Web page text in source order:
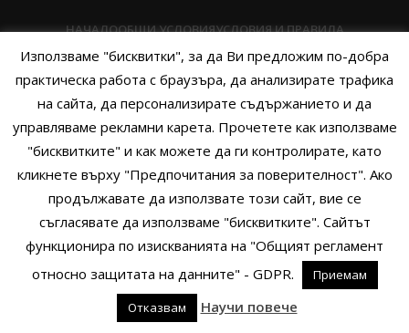
НАЧАЛООБЩИ УСЛОВИЯУСЛОВИЯ И ПРАВИЛА
ПОЛИТИКА НА БИСКВИТКИТЕПОЛИТИКА ЗА ПОВЕРИТЕЛНОСТ
НАЧИНИ НА ПЛАЩАНЕИЗПРАТЕТЕ ЗАПИТВАНЕ
Copyright © 2014 - 2024 Zigifly.com — Developed byWe Work With
You
Използваме "бисквитки", за да Ви предложим по-добра
практическа работа с браузъра, да анализирате трафика
на сайта, да персонализирате съдържанието и да
управляваме рекламни карета. Прочетете как използваме
"бисквитките" и как можете да ги контролирате, като
кликнете върху "Предпочитания за поверителност". Ако
продължавате да използвате този сайт, вие се
съгласявате да използваме "бисквитките". Сайтът
функционира по изискванията на "Общият регламент
относно защитата на данните" - GDPR.
Приемам
Отказвам
Научи повече